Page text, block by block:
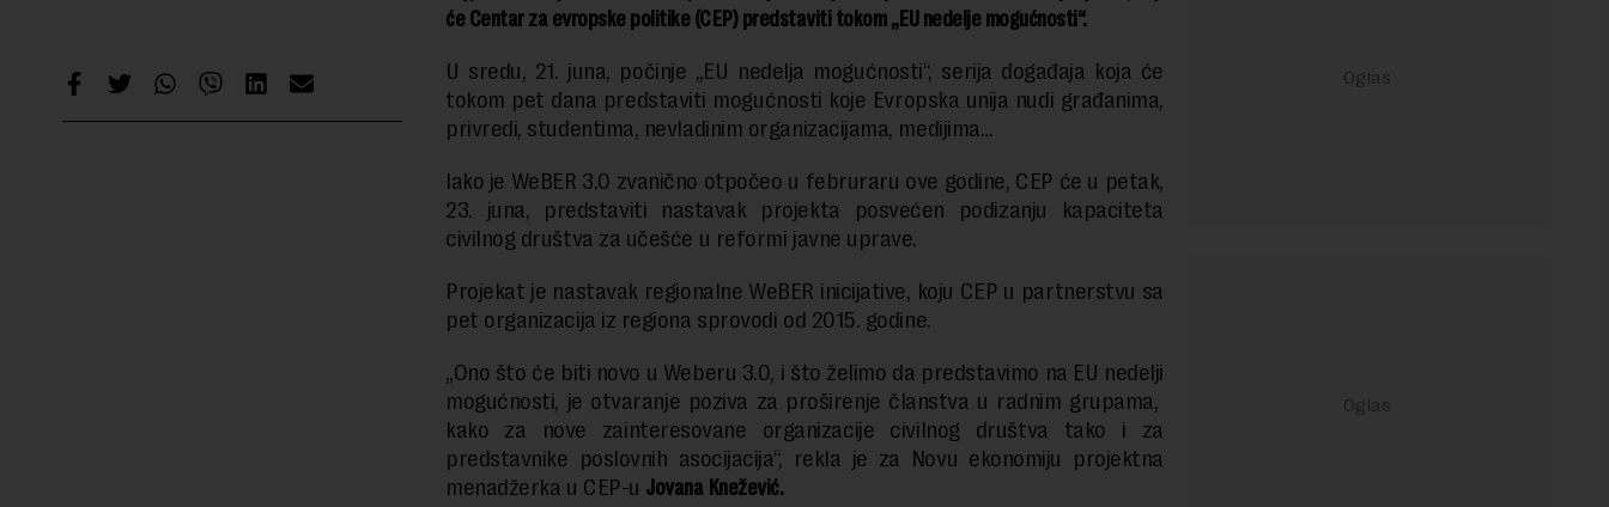
će Centar za evropske politike (CEP) predstaviti tokom „EU nedelje mogućnosti“.
U sredu, 21. juna, počinje „EU nedelja mogućnosti“, serija događaja koja će
tokom pet dana predstaviti mogućnosti koje Evropska unija nudi građanima,
privredi, studentima, nevladinim organizacijama, medijima…
Iako je WeBER 3.0 zvanično otpočeo u februraru ove godine, CEP će u petak,
23. juna, predstaviti nastavak projekta posvećen podizanju kapaciteta
civilnog društva za učešće u reformi javne uprave.
Projekat je nastavak regionalne WeBER inicijative, koju CEP u partnerstvu sa
pet organizacija iz regiona sprovodi od 2015. godine.
„Ono što će biti novo u Weberu 3.0, i što želimo da predstavimo na EU nedelji
mogućnosti, je otvaranje poziva za proširenje članstva u radnim grupama,
kako za nove zainteresovane organizacije civilnog društva tako i za
predstavnike poslovnih asocijacija“, rekla je za Novu ekonomiju projektna
menadžerka u CEP-u Jovana Knežević.